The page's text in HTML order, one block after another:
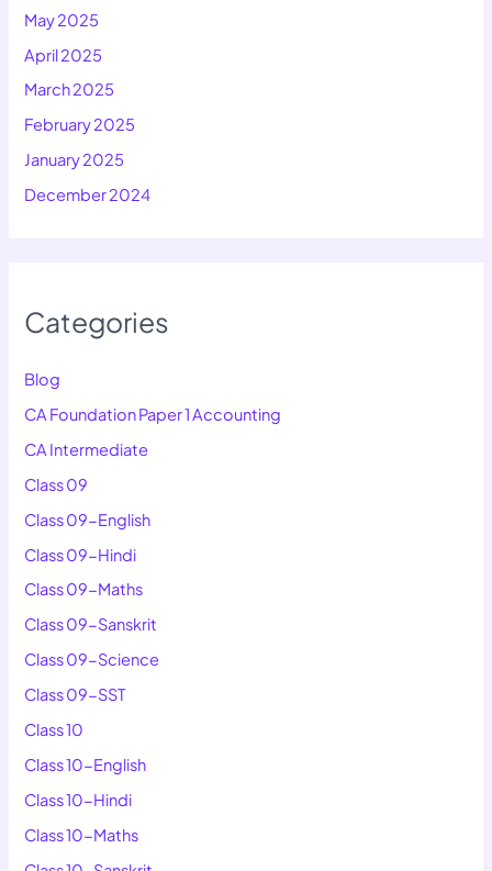
May 2025
April 2025
March 2025
February 2025
January 2025
December 2024
Categories
Blog
CA Foundation Paper 1 Accounting
CA Intermediate
Class 09
Class 09-English
Class 09-Hindi
Class 09-Maths
Class 09-Sanskrit
Class 09-Science
Class 09-SST
Class 10
Class 10-English
Class 10-Hindi
Class 10-Maths